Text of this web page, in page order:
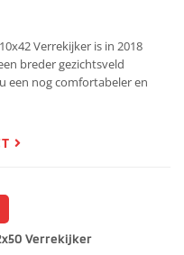
Verrekijker is in 2018
breder gezichtsveld
een nog comfortabeler en
reflectie coating die het
Verrekijker